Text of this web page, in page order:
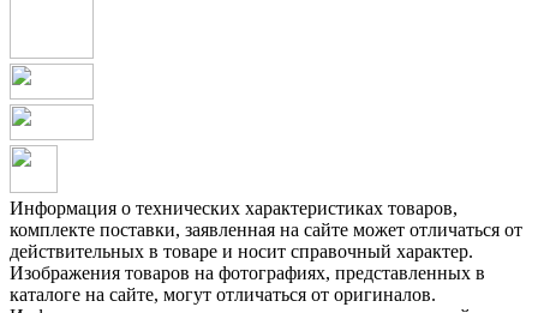
Информация о технических характеристиках товаров,
комплекте поставки, заявленная на сайте может отличаться от
действительных в товаре и носит справочный характер.
Изображения товаров на фотографиях, представленных в
каталоге на сайте, могут отличаться от оригиналов.